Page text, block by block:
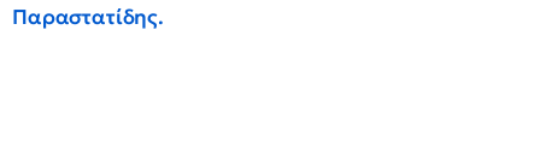
Παραστατίδης.